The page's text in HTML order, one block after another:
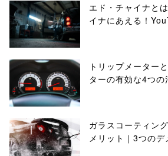
エド・チャイナと
イナにあえる！
トリップメーター
ターの有効な4つの
ガラスコーティン
メリット｜3つのデ